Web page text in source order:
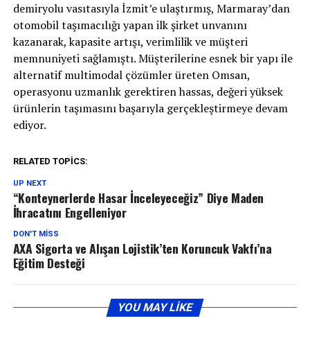
demiryolu vasıtasıyla İzmit’e ulaştırmış, Marmaray’dan
otomobil taşımacılığı yapan ilk şirket unvanını
kazanarak, kapasite artışı, verimlilik ve müşteri
memnuniyeti sağlamıştı. Müşterilerine esnek bir yapı ile
alternatif multimodal çözümler üreten Omsan,
operasyonu uzmanlık gerektiren hassas, değeri yüksek
ürünlerin taşımasını başarıyla gerçekleştirmeye devam
ediyor.
RELATED TOPICS:
UP NEXT
“Konteynerlerde Hasar İnceleyeceğiz” Diye Maden
İhracatını Engelleniyor
DON'T MISS
AXA Sigorta ve Alışan Lojistik’ten Koruncuk Vakfı’na
Eğitim Desteği
YOU MAY LIKE